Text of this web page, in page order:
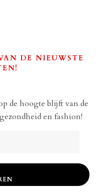
DE NIEUWSTE
de hoogte blijft van de
en fashion!